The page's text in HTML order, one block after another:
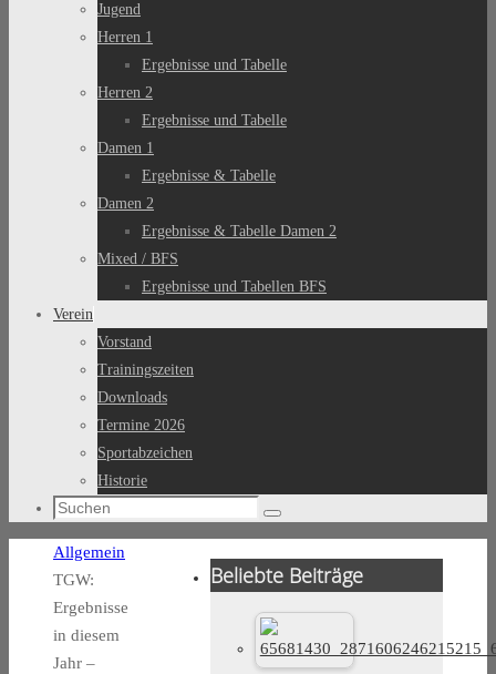
Jugend
Herren 1
Ergebnisse und Tabelle
Herren 2
Ergebnisse und Tabelle
Damen 1
Ergebnisse & Tabelle
Damen 2
Ergebnisse & Tabelle Damen 2
Mixed / BFS
Ergebnisse und Tabellen BFS
Verein
Vorstand
Trainingszeiten
Downloads
Termine 2026
Sportabzeichen
Historie
Suchen
Suchen
Start
Allgemein
TGW:
Ergebnisse
in diesem
Jahr –
Beliebte Beiträge